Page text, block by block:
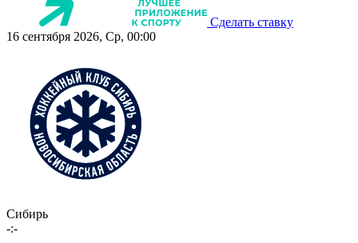
Сделать ставку
16 сентября 2026, Ср, 00:00
Сибирь
-:-